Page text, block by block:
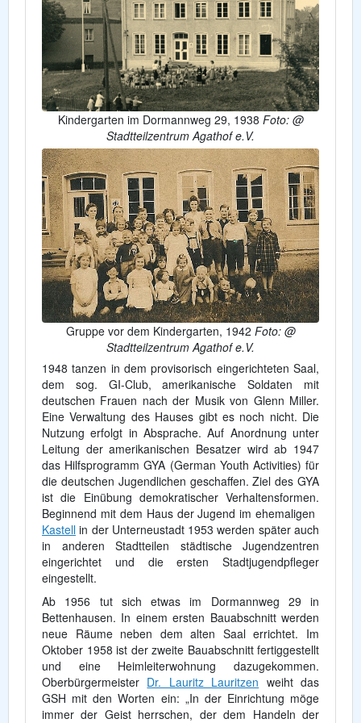
Kindergarten im Dormannweg 29, 1938 Foto: @
Stadtteilzentrum Agathof e.V.
Gruppe vor dem Kindergarten, 1942 Foto: @
Stadtteilzentrum Agathof e.V.
1948 tanzen in dem provisorisch eingerichteten Saal,
dem sog. GI-Club, amerikanische Soldaten mit
deutschen Frauen nach der Musik von Glenn Miller.
Eine Verwaltung des Hauses gibt es noch nicht. Die
Nutzung erfolgt in Absprache. Auf Anordnung unter
Leitung der amerikanischen Besatzer wird ab 1947
das Hilfsprogramm GYA (German Youth Activities) für
die deutschen Jugendlichen geschaffen. Ziel des GYA
ist die Einübung demokratischer Verhaltensformen.
Beginnend mit dem Haus der Jugend im ehemaligen
Kastell in der Unterneustadt 1953 werden später auch
in anderen Stadtteilen städtische Jugendzentren
eingerichtet und die ersten Stadtjugendpfleger
eingestellt.
Ab 1956 tut sich etwas im Dormannweg 29 in
Bettenhausen. In einem ersten Bauabschnitt werden
neue Räume neben dem alten Saal errichtet. Im
Oktober 1958 ist der zweite Bauabschnitt fertiggestellt
und eine Heimleiterwohnung dazugekommen.
Oberbürgermeister Dr. Lauritz Lauritzen weiht das
GSH mit den Worten ein: „In der Einrichtung möge
immer der Geist herrschen, der dem Handeln der